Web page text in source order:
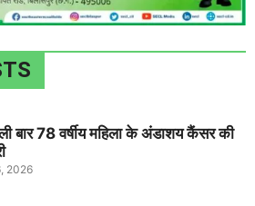
बार 78 वर्षीय महिला के अंडाशय कैंसर की
2026